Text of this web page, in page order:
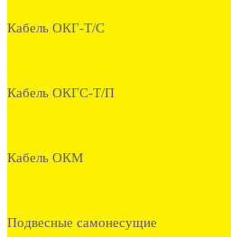
Кабель ОКГ-Т/С
Кабель ОКГС-Т/П
Кабель ОКМ
Подвесные самонесущие